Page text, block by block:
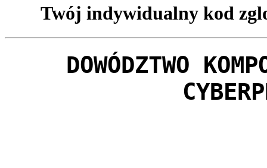
Twój indywidualny kod
DOWÓDZTWO